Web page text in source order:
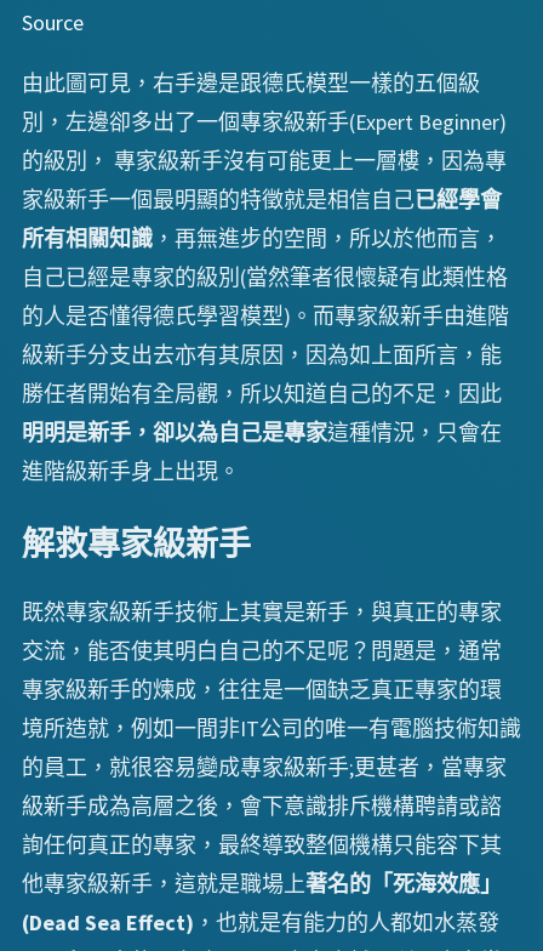
Source
由此圖可見，右手邊是跟德氏模型一樣的五個級
別，左邊卻多出了一個專家級新手(Expert Beginner)
的級別， 專家級新手沒有可能更上一層樓，因為專
家級新手一個最明顯的特徵就是相信自己已經學會
所有相關知識 ，再無進步的空間，所以於他而言，
自己已經是專家的級別(當然筆者很懷疑有此類性格
的人是否懂得德氏學習模型)。而專家級新手由進階
級新手分支出去亦有其原因，因為如上面所言，能
勝任者開始有全局觀，所以知道自己的不足，因此
明明是新手，卻以為自己是專家這種情況，只會在
進階級新手身上出現。
解救專家級新手
既然專家級新手技術上其實是新手，與真正的專家
交流，能否使其明白自己的不足呢？問題是，通常
專家級新手的煉成，往往是一個缺乏真正專家的環
境所造就，例如一間非IT公司的唯一有電腦技術知識
的員工，就很容易變成專家級新手;更甚者，當專家
級新手成為高層之後，會下意識排斥機構聘請或諮
詢任何真正的專家，最終導致整個機構只能容下其
他專家級新手，這就是職場上著名的「死海效應」
(Dead Sea Effect) ，也就是有能力的人都如水蒸發